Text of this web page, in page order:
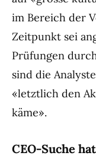
im Bereich der
Zeitpunkt sei
Prüfungen
sind die
«letztlich den
käme».
CEO-Suche